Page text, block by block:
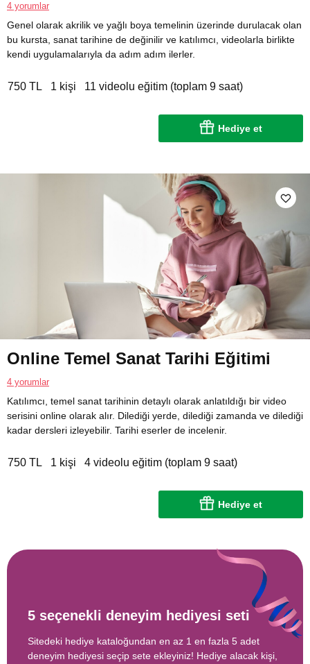
4 yorumlar
Genel olarak akrilik ve yağlı boya temelinin üzerinde durulacak olan
bu kursta, sanat tarihine de değinilir ve katılımcı, videolarla birlikte
kendi uygulamalarıyla da adım adım ilerler.
750 TL 1 kişi 11 videolu eğitim (toplam 9 saat)
Hediye et
Online Temel Sanat Tarihi Eğitimi
4 yorumlar
Katılımcı, temel sanat tarihinin detaylı olarak anlatıldığı bir video
serisini online olarak alır. Dilediği yerde, dilediği zamanda ve dilediği
kadar dersleri izleyebilir. Tarihi eserler de incelenir.
750 TL 1 kişi 4 videolu eğitim (toplam 9 saat)
Hediye et
5 seçenekli deneyim hediyesi seti
Sitedeki hediye kataloğundan en az 1 en fazla 5 adet
deneyim hediyesi seçip sete ekleyiniz! Hediye alacak kişi,